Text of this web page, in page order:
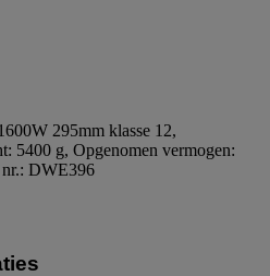
295mm klasse 12,
5400 g, Opgenomen vermogen:
DWE396